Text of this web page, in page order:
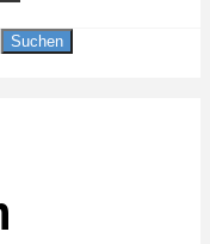
Suchen